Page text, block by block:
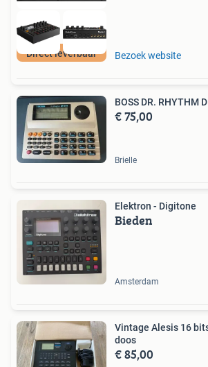
Direct leverbaar Bezoek website
BOSS DR. RHYTHM
€ 75,00
Brielle
Elektron - Digitone
Bieden
Amsterdam
Vintage Alesis 16
doos
€ 85,00